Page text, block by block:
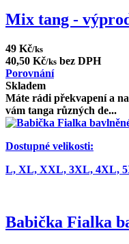
Mix tang -
49 Kč/ks
40,50 Kč/ks bez DPH
Porovnání
Skladem
Máte rádi překvapení a
vám tanga různých de...
Dostupné velikosti:
L, XL, XXL, 3XL, 4XL,
Babička Fialka